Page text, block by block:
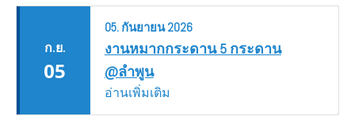
ก.ย.
05
05. กันยายน2026
งานหมากกระดาน 5 กระดาน
@ลำพูน
อ่านเพิ่มเติม